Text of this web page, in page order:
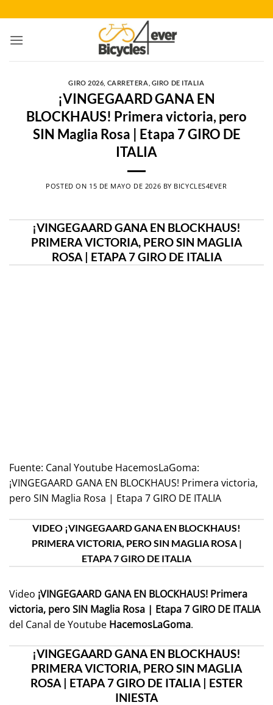
al
contenido
GIRO 2026 CARRETERA GIRO DE ITALIA
¡VINGEGAARD GANA EN
BLOCKHAUS! Primera victoria, pero
SIN Maglia Rosa | Etapa 7 GIRO DE
ITALIA
POSTED ON 15 DE MAYO DE 2026 BY BICYCLES4EVER
¡VINGEGAARD GANA EN BLOCKHAUS!
PRIMERA VICTORIA, PERO SIN MAGLIA
ROSA | ETAPA 7 GIRO DE ITALIA
Fuente: Canal Youtube HacemosLaGoma:
¡VINGEGAARD GANA EN BLOCKHAUS! Primera victoria,
pero SIN Maglia Rosa | Etapa 7 GIRO DE ITALIA
VIDEO ¡VINGEGAARD GANA EN BLOCKHAUS!
PRIMERA VICTORIA, PERO SIN MAGLIA ROSA |
ETAPA 7 GIRO DE ITALIA
Video ¡VINGEGAARD GANA EN BLOCKHAUS! Primera
victoria, pero SIN Maglia Rosa | Etapa 7 GIRO DE ITALIA
del Canal de Youtube HacemosLaGoma.
¡VINGEGAARD GANA EN BLOCKHAUS!
PRIMERA VICTORIA, PERO SIN MAGLIA
ROSA | ETAPA 7 GIRO DE ITALIA | ESTER
INIESTA